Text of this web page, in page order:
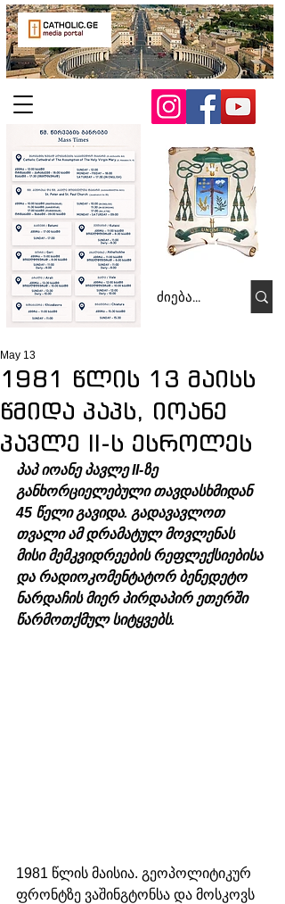
1981 წლის 13 მაისს
წმიდა პაპს, იოანე
პავლე II-ს ესროლეს
May 13
პაპ იოანე პავლე II-ზე
განხორციელებული თავდასხმიდან
45 წელი გავიდა. გადავავლოთ
თვალი ამ დრამატულ მოვლენას
მისი მემკვიდრეების რეფლექსიებისა
და რადიოკომენტატორ ბენედეტო
ნარდაჩის მიერ პირდაპირ ეთერში
წარმოთქმულ სიტყვებს.
1981 წლის მაისია. გეოპოლიტიკურ
ფრონტზე ვაშინგტონსა და მოსკოვს